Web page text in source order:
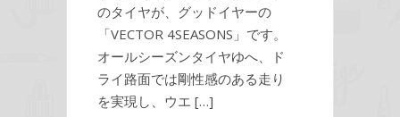
のタイヤが、グッドイヤーの
「VECTOR 4SEASONS」です。
オールシーズンタイヤゆへ、ド
ライ路面では剛性感のある走り
を実現し、ウエ […]